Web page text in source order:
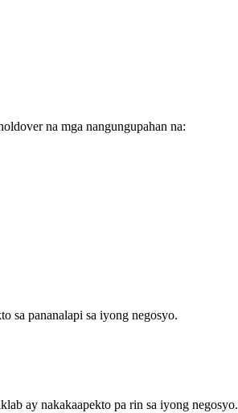
na mga nangungupahan na:
sa pananalapi sa iyong negosyo.
ay nakakaapekto pa rin sa iyong negosyo.